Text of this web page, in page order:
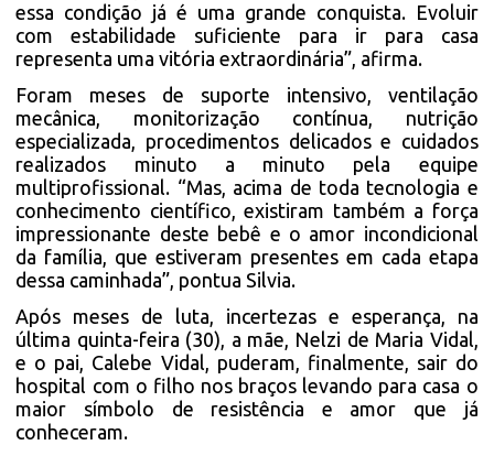
essa condição já é uma grande conquista. Evoluir
com estabilidade suficiente para ir para casa
representa uma vitória extraordinária”, afirma.
Foram meses de suporte intensivo, ventilação
mecânica, monitorização contínua, nutrição
especializada, procedimentos delicados e cuidados
realizados minuto a minuto pela equipe
multiprofissional. “Mas, acima de toda tecnologia e
conhecimento científico, existiram também a força
impressionante deste bebê e o amor incondicional
da família, que estiveram presentes em cada etapa
dessa caminhada”, pontua Silvia.
Após meses de luta, incertezas e esperança, na
última quinta-feira (30), a mãe, Nelzi de Maria Vidal,
e o pai, Calebe Vidal, puderam, finalmente, sair do
hospital com o filho nos braços levando para casa o
maior símbolo de resistência e amor que já
conheceram.